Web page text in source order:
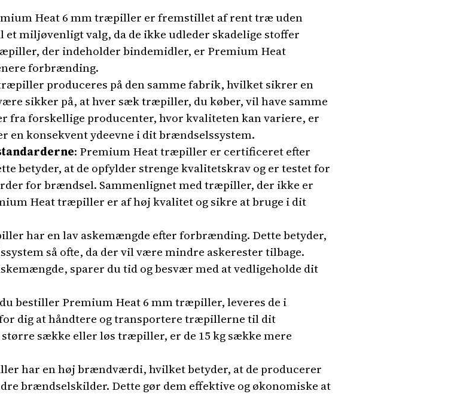
Heat 6 mm træpiller er fremstillet af rent træ uden
miljøvenligt valg, da de ikke udleder skadelige stoffer
der indeholder bindemidler, er Premium Heat
forbrænding.
produceres på den samme fabrik, hvilket sikrer en
sikker på, at hver sæk træpiller, du køber, vil have samme
fra forskellige producenter, hvor kvaliteten kan variere, er
konsekvent ydeevne i dit brændselssystem.
: Premium Heat træpiller er certificeret efter
betyder, at de opfylder strenge kvalitetskrav og er testet for
for brændsel. Sammenlignet med træpiller, der ikke er
Heat træpiller er af høj kvalitet og sikre at bruge i dit
har en lav askemængde efter forbrænding. Dette betyder,
så ofte, da der vil være mindre askerester tilbage.
sparer du tid og besvær med at vedligeholde dit
bestiller Premium Heat 6 mm træpiller, leveres de i
dig at håndtere og transportere træpillerne til dit
sække eller løs træpiller, er de 15 kg sække mere
har en høj brændværdi, hvilket betyder, at de producerer
brændselskilder. Dette gør dem effektive og økonomiske at